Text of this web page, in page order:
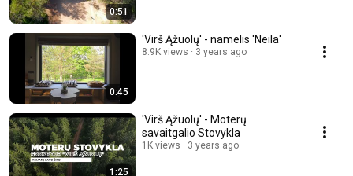
0:51
0:45
'Virš Ąžuolų' - namelis 'Neila'
8.9K views 3 years ago
1:25
'Virš Ąžuolų' - Moterų
savaitgalio Stovykla
1K views 3 years ago